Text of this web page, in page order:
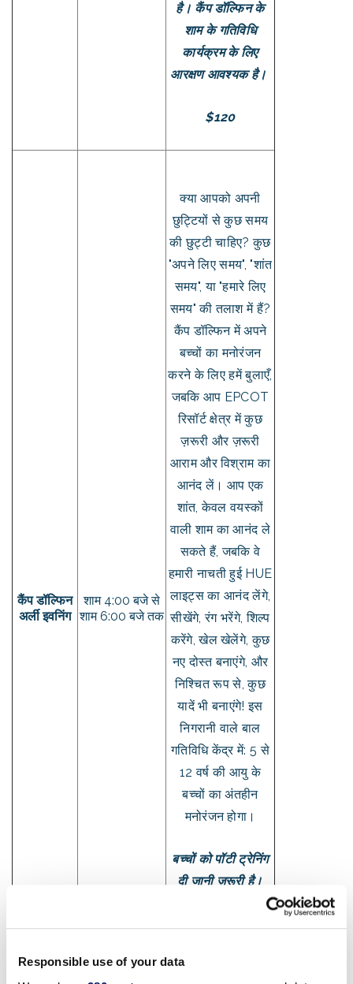
Responsible use of your data
है। कैंप डॉल्फिन के
शाम के गतिविधि
कार्यक्रम के लिए
आरक्षण आवश्यक है।
$120
कैंप डॉल्फिन
अर्ली इवनिंग
शाम 4:00 बजे से
शाम 6:00 बजे तक
क्या आपको अपनी
छुट्टियों से कुछ समय
की छुट्टी चाहिए? कुछ
"अपने लिए समय", "शांत
समय", या "हमारे लिए
समय" की तलाश में हैं?
कैंप डॉल्फिन में अपने
बच्चों का मनोरंजन
करने के लिए हमें बुलाएँ,
जबकि आप EPCOT
रिसॉर्ट क्षेत्र में कुछ
ज़रूरी और ज़रूरी
आराम और विश्राम का
आनंद लें। आप एक
शांत, केवल वयस्कों
वाली शाम का आनंद ले
सकते हैं, जबकि वे
हमारी नाचती हुई HUE
लाइट्स का आनंद लेंगे,
सीखेंगे, रंग भरेंगे, शिल्प
करेंगे, खेल खेलेंगे, कुछ
नए दोस्त बनाएंगे, और
निश्चित रूप से, कुछ
यादें भी बनाएंगे! इस
निगरानी वाले बाल
गतिविधि केंद्र में: 5 से
12 वर्ष की आयु के
बच्चों का अंतहीन
मनोरंजन होगा।
बच्चों को पॉटी ट्रेनिंग
दी जानी ज़रूरी है।
पुल-अप्स की अनुमति
नहीं है। कैंप डॉल्फिन
कार्यक्रम के लिए